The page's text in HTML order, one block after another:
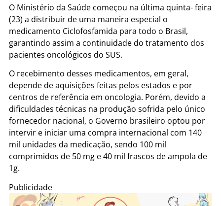
O Ministério da Saúde começou na última quinta- feira
(23) a distribuir de uma maneira especial o
medicamento Ciclofosfamida para todo o Brasil,
garantindo assim a continuidade do tratamento dos
pacientes oncológicos do SUS.
O recebimento desses medicamentos, em geral,
depende de aquisições feitas pelos estados e por
centros de referência em oncologia. Porém, devido a
dificuldades técnicas na produção sofrida pelo único
fornecedor nacional, o Governo brasileiro optou por
intervir e iniciar uma compra internacional com 140
mil unidades da medicação, sendo 100 mil
comprimidos de 50 mg e 40 mil frascos de ampola de
1g.
Publicidade